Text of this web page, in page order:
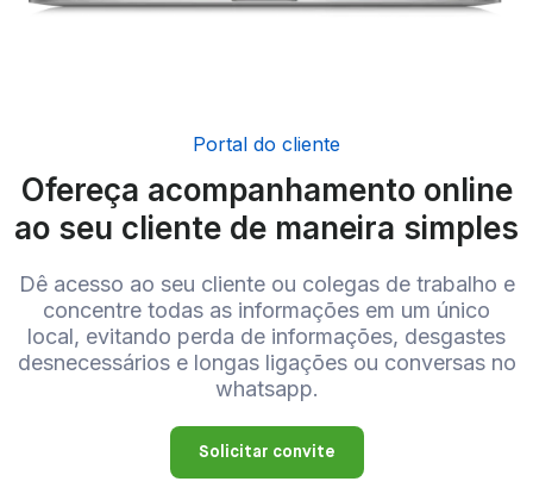
Portal do cliente
Ofereça acompanhamento online
ao seu cliente de maneira simples
Dê acesso ao seu cliente ou colegas de trabalho e
concentre todas as informações em um único
local, evitando perda de informações, desgastes
desnecessários e longas ligações ou conversas no
whatsapp.
Solicitar convite